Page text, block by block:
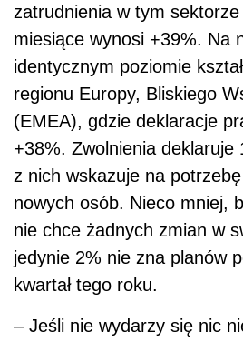
zatrudnienia w tym
miesiące wynosi +39%. Na
identycznym poziomie
regionu Europy, Bliskiego
(EMEA), gdzie deklaracje
+38%. Zwolnienia deklaruje
z nich wskazuje na
nowych osób. Nieco mniej,
nie chce żadnych zmian w
jedynie 2% nie zna planów
kwartał tego roku.
– Jeśli nie wydarzy się nic